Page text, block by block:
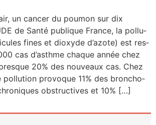
un can­cer du pou­mon sur dix
de San­té publique France, la pol­lu­
fines et dioxyde d’azote) est res­
cas d’asthme chaque année chez
20% des nou­veaux cas. Chez
pol­lu­tion pro­voque 11% des bron­cho­
obs­truc­tives et 10% […]